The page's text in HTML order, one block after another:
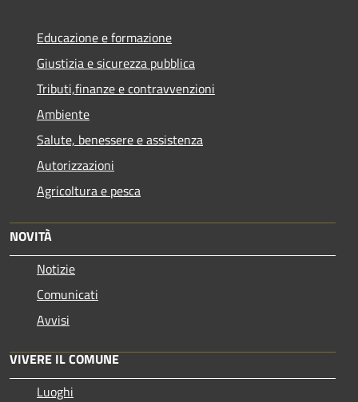
Educazione e formazione
Giustizia e sicurezza pubblica
Tributi,finanze e contravvenzioni
Ambiente
Salute, benessere e assistenza
Autorizzazioni
Agricoltura e pesca
NOVITÀ
Notizie
Comunicati
Avvisi
VIVERE IL COMUNE
Luoghi